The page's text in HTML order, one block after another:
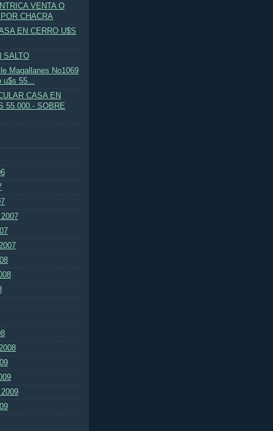
VENTA O
CHACRA
EN CERRO U$S
SALTO
Magallanes No1069
55...
CASA EN
55.000.- SOBRE